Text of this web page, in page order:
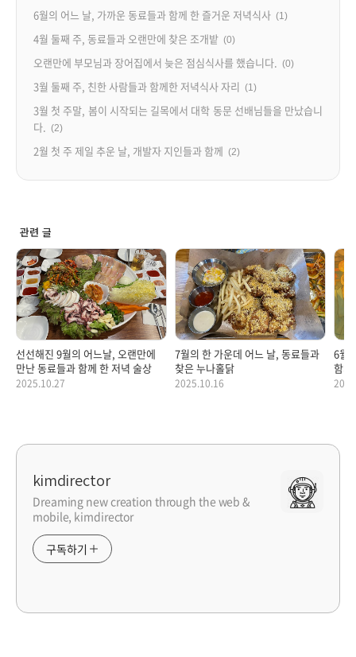
6월의 어느 날, 가까운 동료들과 함께 한 즐거운 저녁식사 (1)
4월 둘째 주, 동료들과 오랜만에 찾은 조개밭 (0)
오랜만에 부모님과 장어집에서 늦은 점심식사를 했습니다. (0)
3월 둘째 주, 친한 사람들과 함께한 저녁식사 자리 (1)
3월 첫 주말, 봄이 시작되는 길목에서 대학 동문 선배님들을 만났습니
다. (2)
2월 첫 주 제일 추운 날, 개발자 지인들과 함께 (2)
관련 글
선선해진 9월의 어느날, 오랜만에
만난 동료들과 함께 한 저녁 술상
2025.10.27
7월의 한 가운데 어느 날, 동료들과
찾은 누나홀닭
2025.10.16
6월
함께
kimdirector
Dreaming new creation through the web &
mobile, kimdirector
구독하기